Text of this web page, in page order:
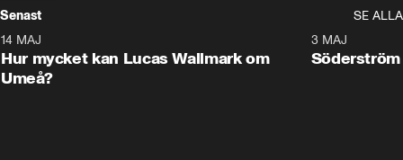
Senast
SE ALLA
Plus
14 MAJ
Hur mycket kan Lucas Wallmark om
Umeå?
3 MAJ